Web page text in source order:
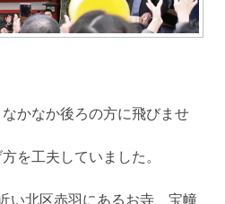
かなか後ろの方に飛びませ
を工夫していました。
い北区赤羽にあるお寺、宝幢